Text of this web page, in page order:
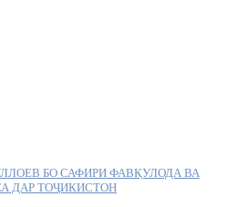
БО САФИРИ ФАВҚУЛОДА ВА
ДАР ТОҶИКИСТОН